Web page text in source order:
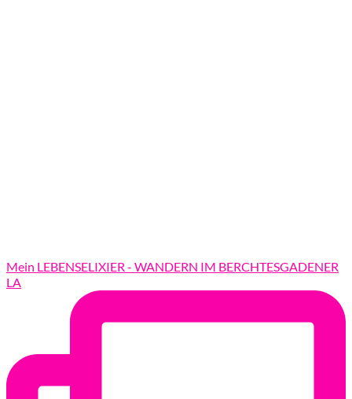
Mein LEBENSELIXIER - WANDERN IM BERCHTESGADENER
LA